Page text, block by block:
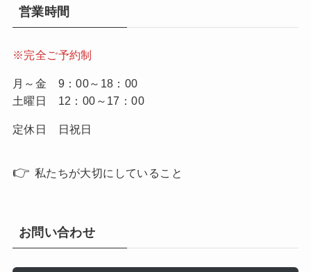
営業時間
※完全ご予約制
月～金 9：00～18：00
土曜日 12：00～17：00
定休日 日祝日
👉 私たちが大切にしていること
お問い合わせ